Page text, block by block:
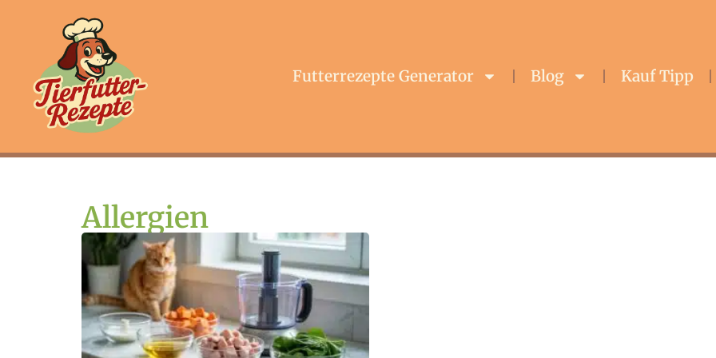
Futterrezepte Generator Blog Kauf Tipp
Allergien